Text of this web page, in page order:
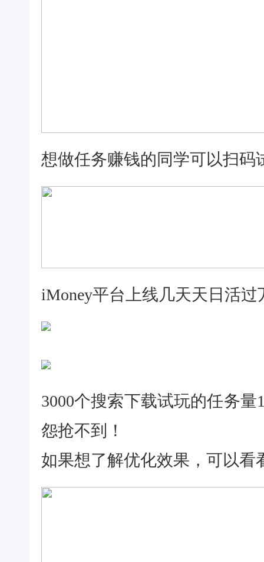
想做任务赚钱的同学可以扫码
iMoney平台上线几天天日活过
3000个搜索下载试玩的任务
怨抢不到！
如果想了解优化效果，可以